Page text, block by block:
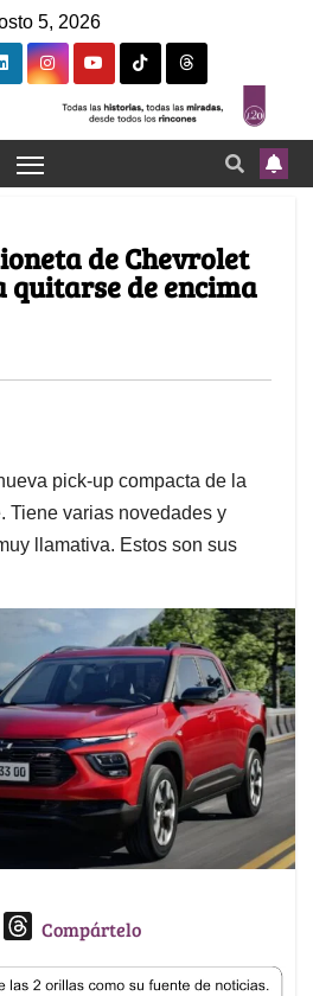
5, 2026
de Chevrolet
quitarse de encima
pick-up compacta de la
Tiene varias novedades y
llamativa. Estos son sus
T
r
Compártelo